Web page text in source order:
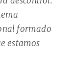
formado
estamos